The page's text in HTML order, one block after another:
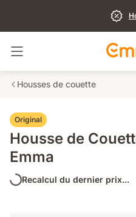
Basculer la navigation
Housses de couette
Original
Housse de
Emma
Recalcul du dernier prix...